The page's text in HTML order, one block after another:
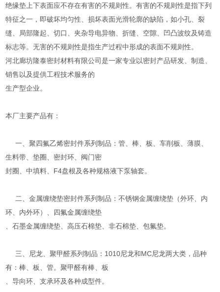
绝缘垫上下表面应不存在有害的不规则性。有害的不规则性是指下列
特征之一，即破坏均匀性、损坏表面光滑轮廓的缺陷，如小孔、裂
缝、局部隆起、切口、夹杂导电异物、折缝、空隙、凹凸波纹及铸造
标志等。无害的不规则性是指生产过程中形成的表面不规则性。
河北廊坊隆泰密封材料有限公司是一家专业以密封产品研发、制造、
销售以及提供工程技术服务的
生产型企业。
本厂主要产品有：
一、聚四氟乙烯密封件系列制品：管、棒、板、车削板、薄膜、
生料带、垫圈、密封环、阀门密
封圈、中填料、F4盘根及各种规格液下泵轴套。
二、金属缠绕垫密封件系列制品：不锈钢金属缠绕垫（外环、内
环、内外环）、四氟金属缠绕垫
、石墨金属缠绕垫、高压石棉垫、非石棉垫、包氟垫。
三、尼龙、聚甲醛系列制品：1010尼龙和MC尼龙两大类，品种
有：棒、板、管。聚甲醛有棒、板
、导向环、支承环及各种成型件。